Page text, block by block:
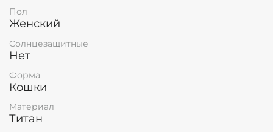
Пол
Женский
Солнцезащитные
Нет
Форма
Кошки
Материал
Титан